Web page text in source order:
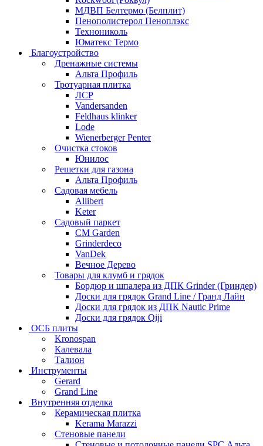
МДВП Белтермо (Белплит)
Пенополистерол Пеноплэкс
Технониколь
Юматекс Термо
Благоустройство
Дренажные системы
Альта Профиль
Тротуарная плитка
ЛСР
Vandersanden
Feldhaus klinker
Lode
Wienerberger Penter
Очистка стоков
Юнилос
Решетки для газона
Альта Профиль
Садовая мебель
Allibert
Keter
Садовый паркет
CM Garden
Grinderdeco
VanDek
Вечное Дерево
Товары для клумб и грядок
Бордюр и шпалера из ДПК Grinder (Гриндер)
Доски для грядок Grand Line / Гранд Лайн
Доски для грядок из ДПК Nautic Prime
Доски для грядок Qiji
ОСБ плиты
Kronospan
Калевала
Талион
Инструменты
Gerard
Grand Line
Внутренняя отделка
Керамическая плитка
Kerama Marazzi
Стеновые панели